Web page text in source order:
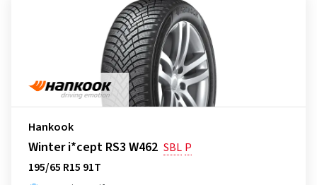
Hankook
Winter i*cept RS3 W462 SBL P
195/65 R15 91T